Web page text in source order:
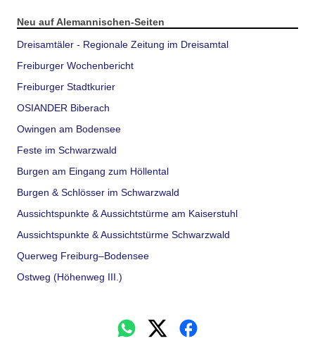
Neu auf Alemannischen-Seiten
Dreisamtäler - Regionale Zeitung im Dreisamtal
Freiburger Wochenbericht
Freiburger Stadtkurier
OSIANDER Biberach
Owingen am Bodensee
Feste im Schwarzwald
Burgen am Eingang zum Höllental
Burgen & Schlösser im Schwarzwald
Aussichtspunkte & Aussichtstürme am Kaiserstuhl
Aussichtspunkte & Aussichtstürme Schwarzwald
Querweg Freiburg–Bodensee
Ostweg (Höhenweg III.)